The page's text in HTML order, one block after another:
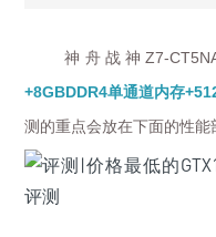
神舟战神Z7-
+8GBDDR4单通道内存
测的重点会放在下面的性能